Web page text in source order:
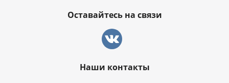
Оставайтесь на связи
Наши контакты